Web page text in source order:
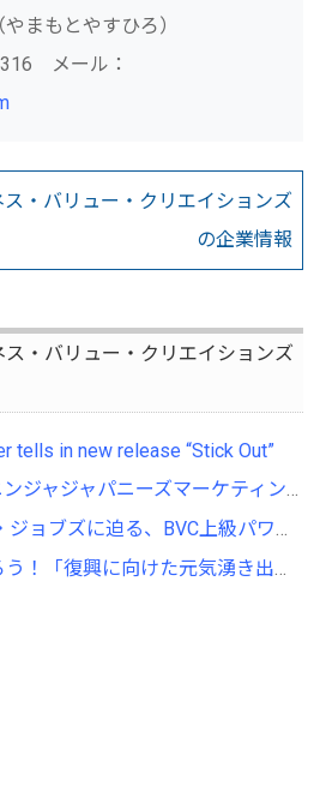
まもとやすひろ）
メール：
・バリュー・クリエイションズ
の企業情報
・バリュー・クリエイションズ
tells in new release “Stick Out”
ジャパニーズマーケティングが全世界発売開始
に迫る、BVC上級パワープレゼンテーション研修”
に向けた元気湧き出るマーケティング」講演を無償提供